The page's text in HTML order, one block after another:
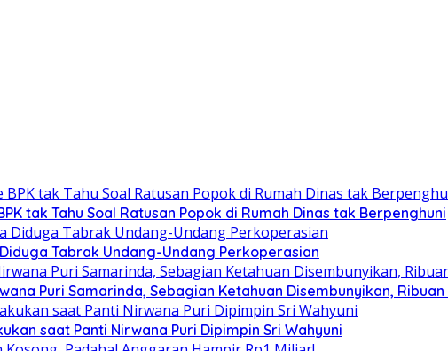
tak Tahu Soal Ratusan Popok di Rumah Dinas tak Berpenghuni
Tabrak Undang-Undang Perkoperasian
Puri Samarinda, Sebagian Ketahuan Disembunyikan,
saat Panti Nirwana Puri Dipimpin Sri Wahyuni